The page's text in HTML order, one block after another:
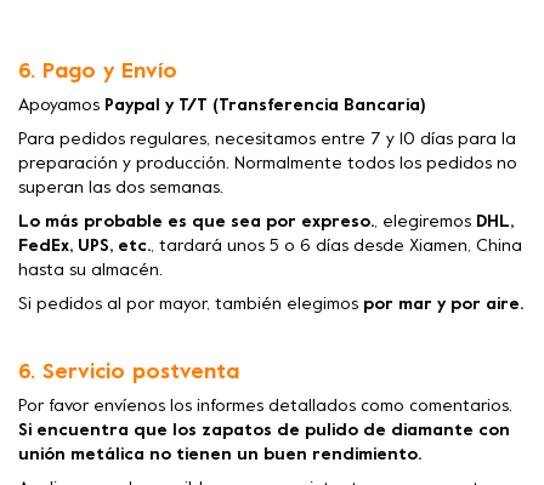
6. Pago y Envío
Apoyamos Paypal y T/T (Transferencia Bancaria)
Para pedidos regulares, necesitamos entre 7 y 10 días para la
preparación y producción. Normalmente todos los pedidos no
superan las dos semanas.
Lo más probable es que sea por expreso., elegiremos DHL,
FedEx, UPS, etc., tardará unos 5 o 6 días desde Xiamen, China
hasta su almacén.
Si pedidos al por mayor, también elegimos por mar y por aire.
6. Servicio postventa
Por favor envíenos los informes detallados como comentarios.
Si encuentra que los zapatos de pulido de diamante con
unión metálica no tienen un buen rendimiento.